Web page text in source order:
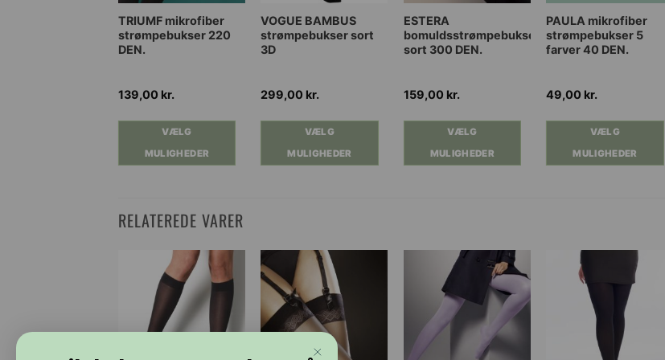
TRIUMF mikrofiber
strømpebukser 220
DEN.
139,00 kr.
VÆLG
MULIGHEDER
Dette
vare
har
varianter.
vælges
på
VOGUE BAMBUS
strømpebukser sort
3D
299,00 kr.
VÆLG
MULIGHEDER
Dette
vare
har
varianter.
vælges
på
ESTERA
bomuldsstrømpebukser
sort 300 DEN.
159,00 kr.
VÆLG
MULIGHEDER
Dette
vare
har
varianter.
vælges
på
PAULA mikrofiber
strømpebukser 5
farver 40 DEN.
49,00 kr.
VÆLG
MULIGHEDER
Dette
vare
har
varianter.
vælges
på
RELATEREDE VARER